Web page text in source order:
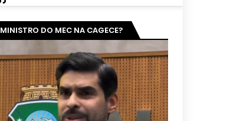
MINISTRO DO MEC NA CAGECE?